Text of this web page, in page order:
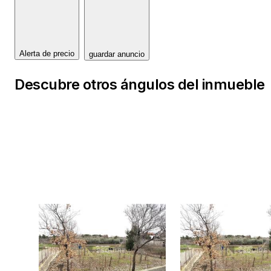
Mob: +385 99 755 3336
E-mail: anja@esquire.hr
www.esquire.hr
Alerta de precio guardar anuncio
Descubre otros ángulos del inmueble